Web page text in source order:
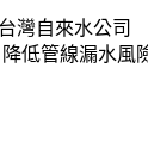
灣自來水公司
低管線漏水風